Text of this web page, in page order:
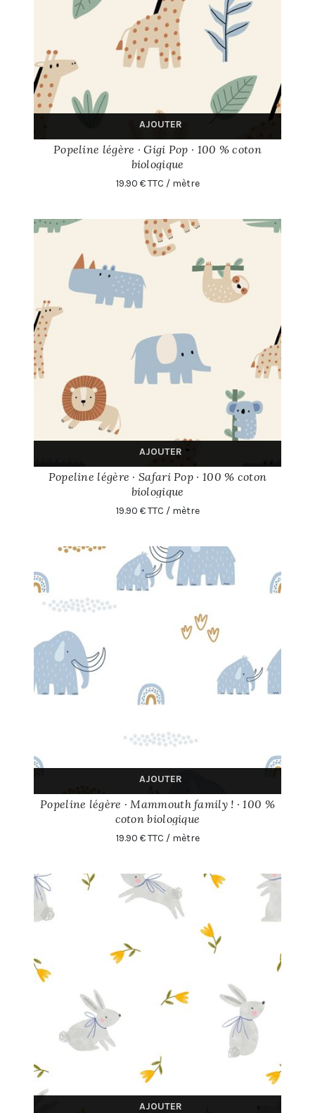
AJOUTER
Popeline légère · Gigi Pop · 100 % coton
biologique
19.90 € TTC / mètre
AJOUTER
Popeline légère · Safari Pop · 100 % coton
biologique
19.90 € TTC / mètre
AJOUTER
Popeline légère · Mammouth family ! · 100 %
coton biologique
19.90 € TTC / mètre
AJOUTER